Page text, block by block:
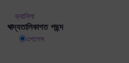
ভ্যানিলা
খাদ্যতালিকাগত পছন্দ
এগলেস